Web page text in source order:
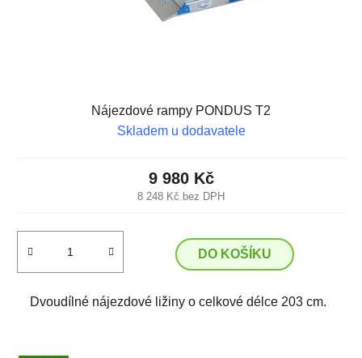
Nájezdové rampy PONDUS T2
Skladem u dodavatele
8 248 Kč bez DPH
9 980 Kč
DO KOŠÍKU
Dvoudílné nájezdové ližiny o celkové délce 203 cm.